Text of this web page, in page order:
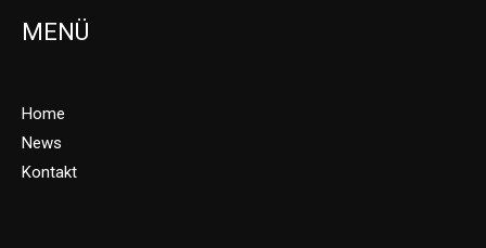
MENÜ
Home
News
Kontakt